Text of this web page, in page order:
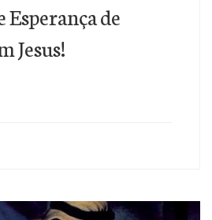
Esperança de
Jesus!